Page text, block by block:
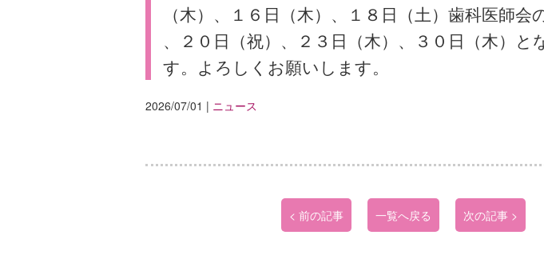
（木）、１６日（木）、１８日（土）歯科医師会
、２０日（祝）、２３日（木）、３０日（木）と
す。よろしくお願いします。
2026/07/01 | ニュース
< 前の記事 一覧へ戻る 次の記事 >